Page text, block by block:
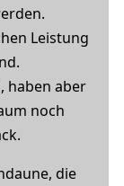
Leistung
haben aber
noch
die